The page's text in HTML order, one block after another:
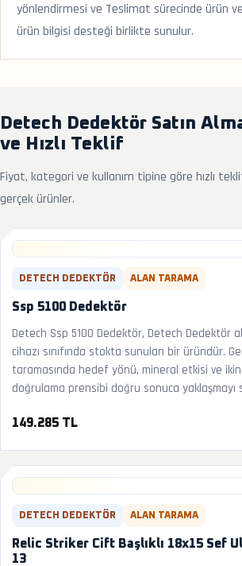
yönlendirmesi ve Teslimat sürecinde ürün
ürün bilgisi desteği birlikte sunulur.
Detech Dedektör Satın
ve Hızlı Teklif
Fiyat, kategori ve kullanım tipine göre hızlı
gerçek ürünler.
DETECH DEDEKTÖR ALAN TARAMA
Ssp 5100 Dedektör
Detech Ssp 5100 Dedektör, Detech Dedektör
cihazı sınıfında stokta sunulan bir üründür.
taramasında hedef yönü, mineral etkisi ve
doğrulama prensibi doğru sonuca yaklaşmayı
149.285 TL
DETECH DEDEKTÖR ALAN TARAMA
Relic Striker Cift Başlıklı 18x15 Sef
13